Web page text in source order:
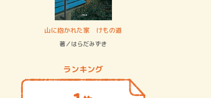
山に抱かれた家 けもの道
著／はらだみずき
ランキング